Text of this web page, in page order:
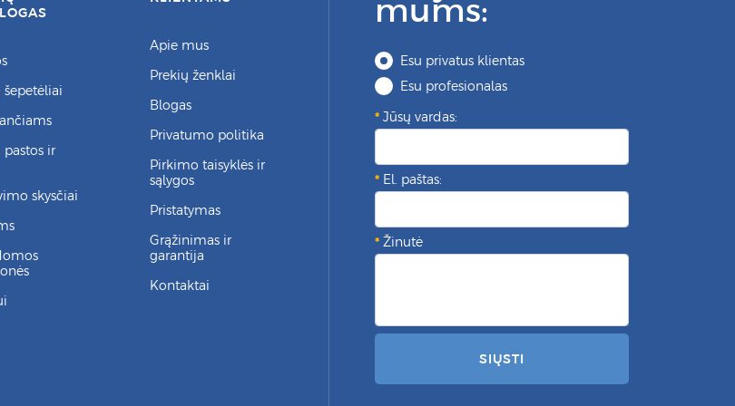
šepetėliai
pastos ir
skysčiai
Apie mus
Prekių ženklai
Blogas
Privatumo politika
Pirkimo taisyklės ir
sąlygos
Pristatymas
Grąžinimas ir
garantija
Kontaktai
mums:
Esu privatus klientas
Esu profesionalas
Jūsų vardas:
El. paštas:
Žinutė
SIŲSTI